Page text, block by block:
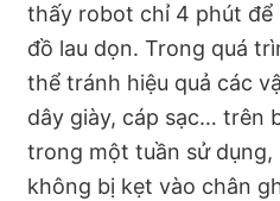
thấy robot chỉ 4 phút để
đồ lau dọn. Trong quá
thể tránh hiệu quả các
dây giày, cáp sạc… trên
trong một tuần sử dụng,
không bị kẹt vào chân